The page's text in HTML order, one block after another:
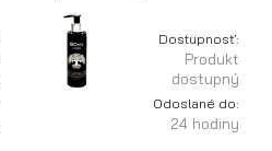
Dostupnosť:
Produkt
dostupný
Odoslané do:
24 hodiny